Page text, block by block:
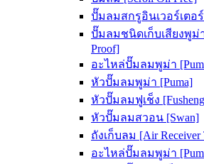
ปั๊มลมสกรูอินเวอร์เตอร์
ปั๊มลมชนิดเก็บเสียงพูม่า
Proof]
อะไหล่ปั๊มลมพูม่า
หัวปั๊มลมพูม่า [Puma]
หัวปั๊มลมฟูเช็ง
หัวปั๊มลมสวอน [Swan]
ถังเก็บลม [Air Receiver
อะไหล่ปั๊มลมพูม่า